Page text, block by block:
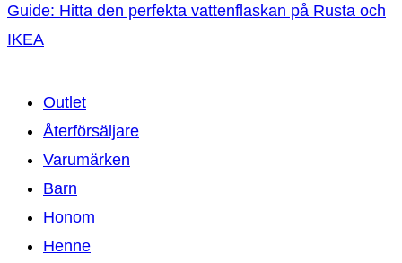
Guide: Hitta den perfekta vattenflaskan på Rusta och
IKEA
Outlet
Återförsäljare
Varumärken
Barn
Honom
Henne